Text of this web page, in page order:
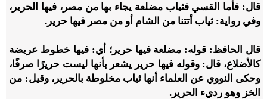
قال: فأما القسي فثياب مضلعة يجاء بها من مصر، فيها الحرير،
وفي رواية: ثياب أتتنا من الشام أو من مصر فيها حرير.
قال الحافظ: قوله: مضلعة فيها حرير؛ أي: فيها خطوط عريضة
كالأضلاع، قال: وقوله فيها حرير يشعر بأنها ليست حريرًا صرفًا،
وحكى النووي عن العلماء أنها ثياب مخلوطة بالحرير، وقيل: من
الخز وهو رديء الحرير.